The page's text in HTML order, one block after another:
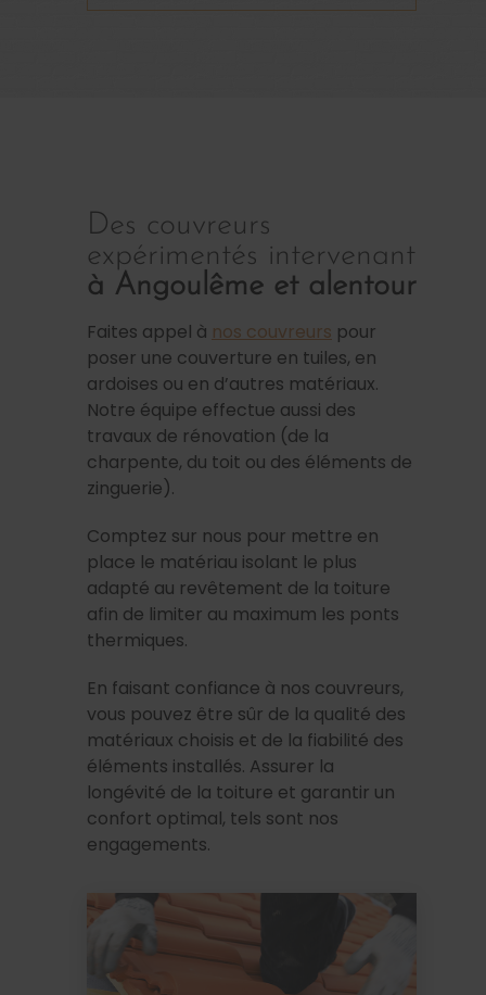
Des couvreurs
expérimentés intervenant
à Angoulême et alentour
Faites appel à nos couvreurs pour
poser une couverture en tuiles, en
ardoises ou en d’autres matériaux.
Notre équipe effectue aussi des
travaux de rénovation (de la
charpente, du toit ou des éléments de
zinguerie).
Comptez sur nous pour mettre en
place le matériau isolant le plus
adapté au revêtement de la toiture
afin de limiter au maximum les ponts
thermiques.
En faisant confiance à nos couvreurs,
vous pouvez être sûr de la qualité des
matériaux choisis et de la fiabilité des
éléments installés. Assurer la
longévité de la toiture et garantir un
confort optimal, tels sont nos
engagements.